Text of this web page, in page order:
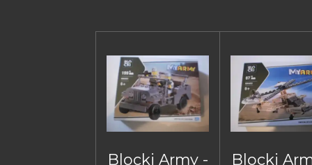
Blocki Army -
Blocki